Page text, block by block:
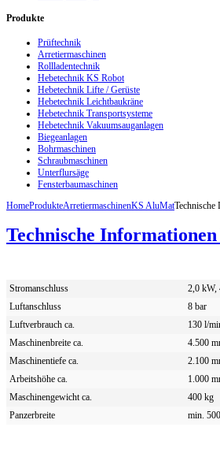
Produkte
Prüftechnik
Arretiermaschinen
Rollladentechnik
Hebetechnik KS Robot
Hebetechnik Lifte / Gerüste
Hebetechnik Leichtbaukräne
Hebetechnik Transportsysteme
Hebetechnik Vakuumsauganlagen
Biegeanlagen
Bohrmaschinen
Schraubmaschinen
Unterflursäge
Fensterbaumaschinen
HomeProdukteArretiermaschinenKS AluMatTechnische
Technische
Stromanschluss
2,0 kW,
Luftanschluss
8 bar
Luftverbrauch ca.
130 l/
Maschinenbreite ca.
4.500
Maschinentiefe ca.
2.100
Arbeitshöhe ca.
1.000
Maschinengewicht ca.
400 kg
Panzerbreite
min.